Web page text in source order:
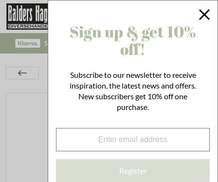
SAFE PAYMENT WITH KLARNA CHECKOUT!
Tapestry Midsummer No. 07
Sign up & get 10%
off!
Subscribe to our newsletter to receive
inspiration, the latest news and offers.
New subscribers get 10% off one
purchase.
Register